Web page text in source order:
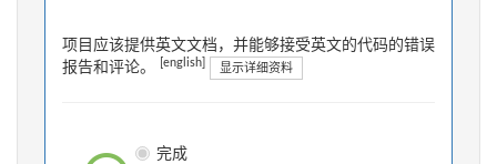
项目应该提供英文文档，并能够接受英文的代码的错误
报告和评论。
[english] 显示详细资料
完成